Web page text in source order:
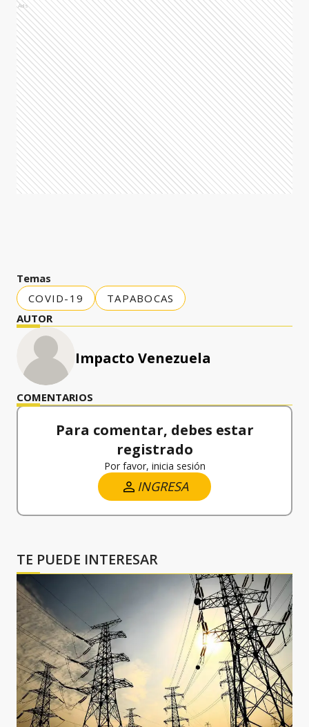
Ads
Temas
COVID-19
TAPABOCAS
AUTOR
Impacto Venezuela
COMENTARIOS
Para comentar, debes estar
registrado
Por favor, inicia sesión
INGRESA
TE PUEDE INTERESAR